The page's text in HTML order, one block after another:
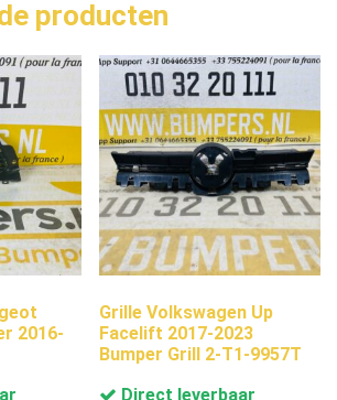
producten
2016-
Grille Volkswagen Up
Facelift 2017-2023
Bumper Grill 2-T1-9957T
Direct leverbaar